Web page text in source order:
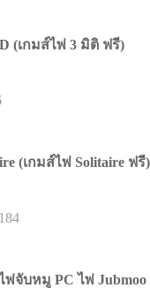
(เกมส์ไพ่ 3 มิติ ฟรี)
(เกมส์ไพ่ Solitaire ฟรี)
พ่จับหมู PC ไพ่